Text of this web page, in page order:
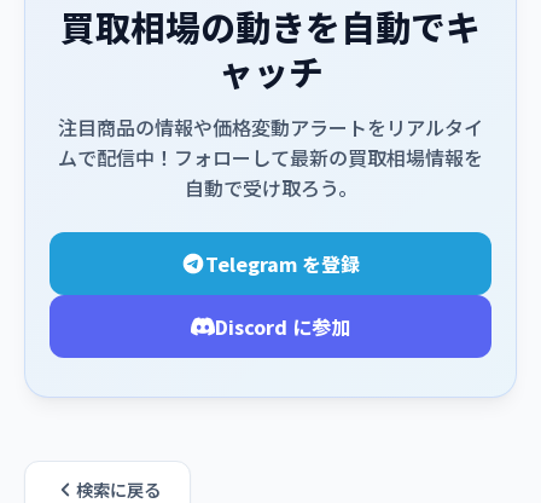
買取相場の動きを自動でキ
ャッチ
注目商品の情報や価格変動アラートをリアルタイ
ムで配信中！フォローして最新の買取相場情報を
自動で受け取ろう。
Telegram を登録
Discord に参加
検索に戻る